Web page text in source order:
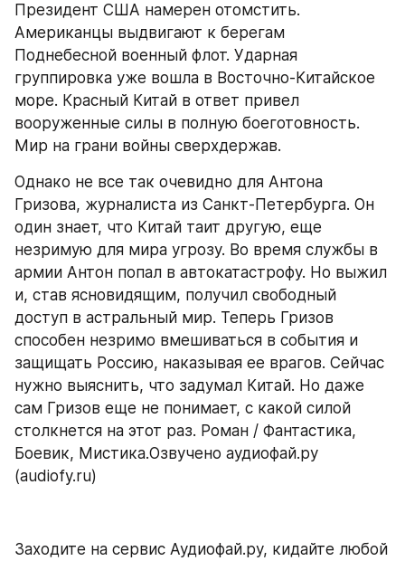
Президент США намерен отомстить.
Американцы выдвигают к берегам
Поднебесной военный флот. Ударная
группировка уже вошла в Восточно-Китайское
море. Красный Китай в ответ привел
вооруженные силы в полную боеготовность.
Мир на грани войны сверхдержав.
Однако не все так очевидно для Антона
Гризова, журналиста из Санкт-Петербурга. Он
один знает, что Китай таит другую, еще
незримую для мира угрозу. Во время службы в
армии Антон попал в автокатастрофу. Но выжил
и, став ясновидящим, получил свободный
доступ в астральный мир. Теперь Гризов
способен незримо вмешиваться в события и
защищать Россию, наказывая ее врагов. Сейчас
нужно выяснить, что задумал Китай. Но даже
сам Гризов еще не понимает, с какой силой
столкнется на этот раз. Роман / Фантастика,
Боевик, Мистика.Озвучено аудиофай.ру
(audiofy.ru)
Заходите на сервис Аудиофай.ру, кидайте любой